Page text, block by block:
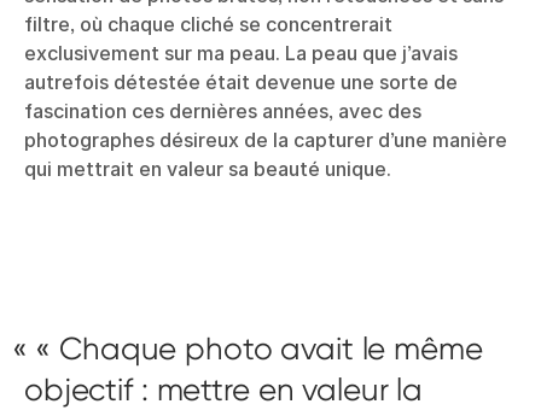
filtre, où chaque cliché se concentrerait
exclusivement sur ma peau. La peau que j’avais
autrefois détestée était devenue une sorte de
fascination ces dernières années, avec des
photographes désireux de la capturer d’une manière
qui mettrait en valeur sa beauté unique.
« Chaque photo avait le même
objectif : mettre en valeur la